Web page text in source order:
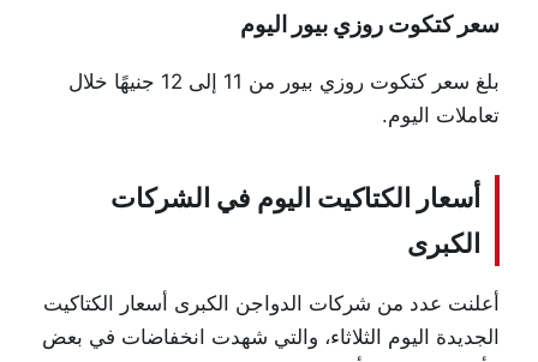
سعر كتكوت روزي بيور اليوم
بلغ سعر كتكوت روزي بيور من 11 إلى 12 جنيهًا خلال
تعاملات اليوم.
أسعار الكتاكيت اليوم في الشركات
الكبرى
أعلنت عدد من شركات الدواجن الكبرى أسعار الكتاكيت
الجديدة اليوم الثلاثاء، والتي شهدت انخفاضات في بعض